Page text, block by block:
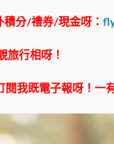
分/禮券/現金呀：
旅行相呀！
我既電子報呀！一